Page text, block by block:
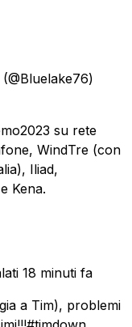
(@Bluelake76)
su rete
WindTre (con
Iliad,
Kena.
18 minuti fa
a Tim), problemi